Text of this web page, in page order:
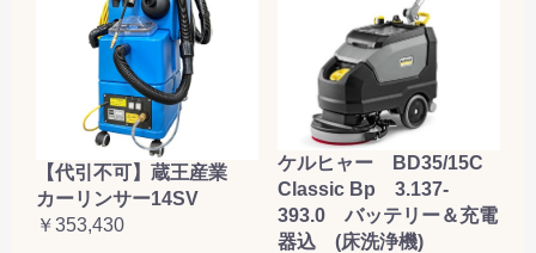
【代引不可】蔵王産業
カーリンサー14SV
￥353,430
ケルヒャー BD35/15C
Classic Bp 3.137-
393.0 バッテリー＆充電
器込 (床洗浄機)